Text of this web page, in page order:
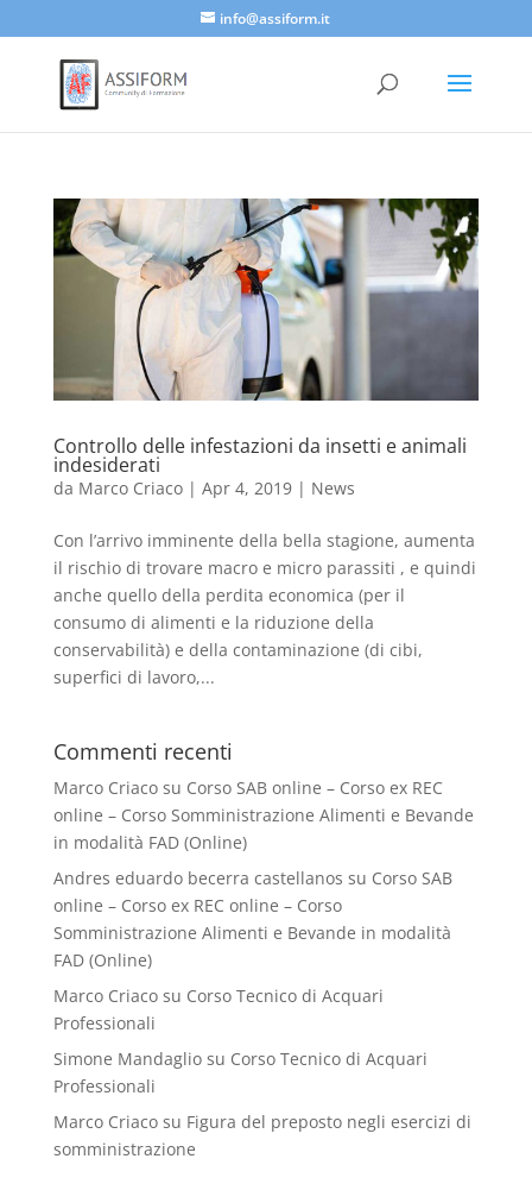
info@assiform.it
Controllo delle infestazioni da insetti e animali
indesiderati
da Marco Criaco| Apr 4, 2019| News
Con l’arrivo imminente della bella stagione, aumenta
il rischio di trovare macro e micro parassiti , e quindi
anche quello della perdita economica (per il
consumo di alimenti e la riduzione della
conservabilità) e della contaminazione (di cibi,
superfici di lavoro,...
Commenti recenti
Marco Criacosu Corso SAB online – Corso ex REC
online – Corso Somministrazione Alimenti e Bevande
in modalità FAD (Online)
Andres eduardo becerra castellanos su Corso SAB
online – Corso ex REC online – Corso
Somministrazione Alimenti e Bevande in modalità
FAD (Online)
Marco Criacosu Corso Tecnico di Acquari
Professionali
Simone Mandagliosu Corso Tecnico di Acquari
Professionali
Marco Criacosu Figura del preposto negli esercizi di
somministrazione